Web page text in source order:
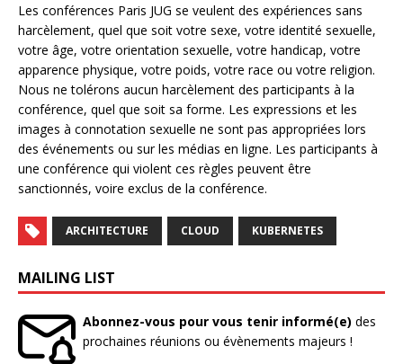
Les conférences Paris JUG se veulent des expériences sans
harcèlement, quel que soit votre sexe, votre identité sexuelle,
votre âge, votre orientation sexuelle, votre handicap, votre
apparence physique, votre poids, votre race ou votre religion.
Nous ne tolérons aucun harcèlement des participants à la
conférence, quel que soit sa forme. Les expressions et les
images à connotation sexuelle ne sont pas appropriées lors
des événements ou sur les médias en ligne. Les participants à
une conférence qui violent ces règles peuvent être
sanctionnés, voire exclus de la conférence.
ARCHITECTURE CLOUD KUBERNETES
MAILING LIST
Abonnez-vous pour vous tenir informé(e) des
prochaines réunions ou évènements majeurs !